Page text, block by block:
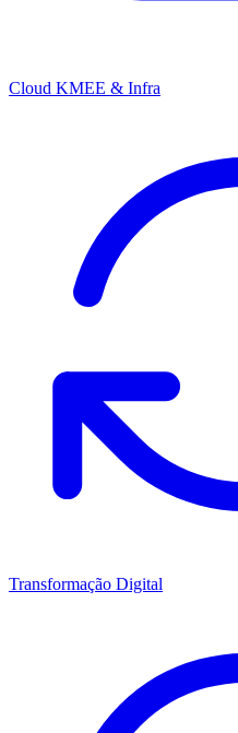
Cloud KMEE & Infra
Transformação Digital